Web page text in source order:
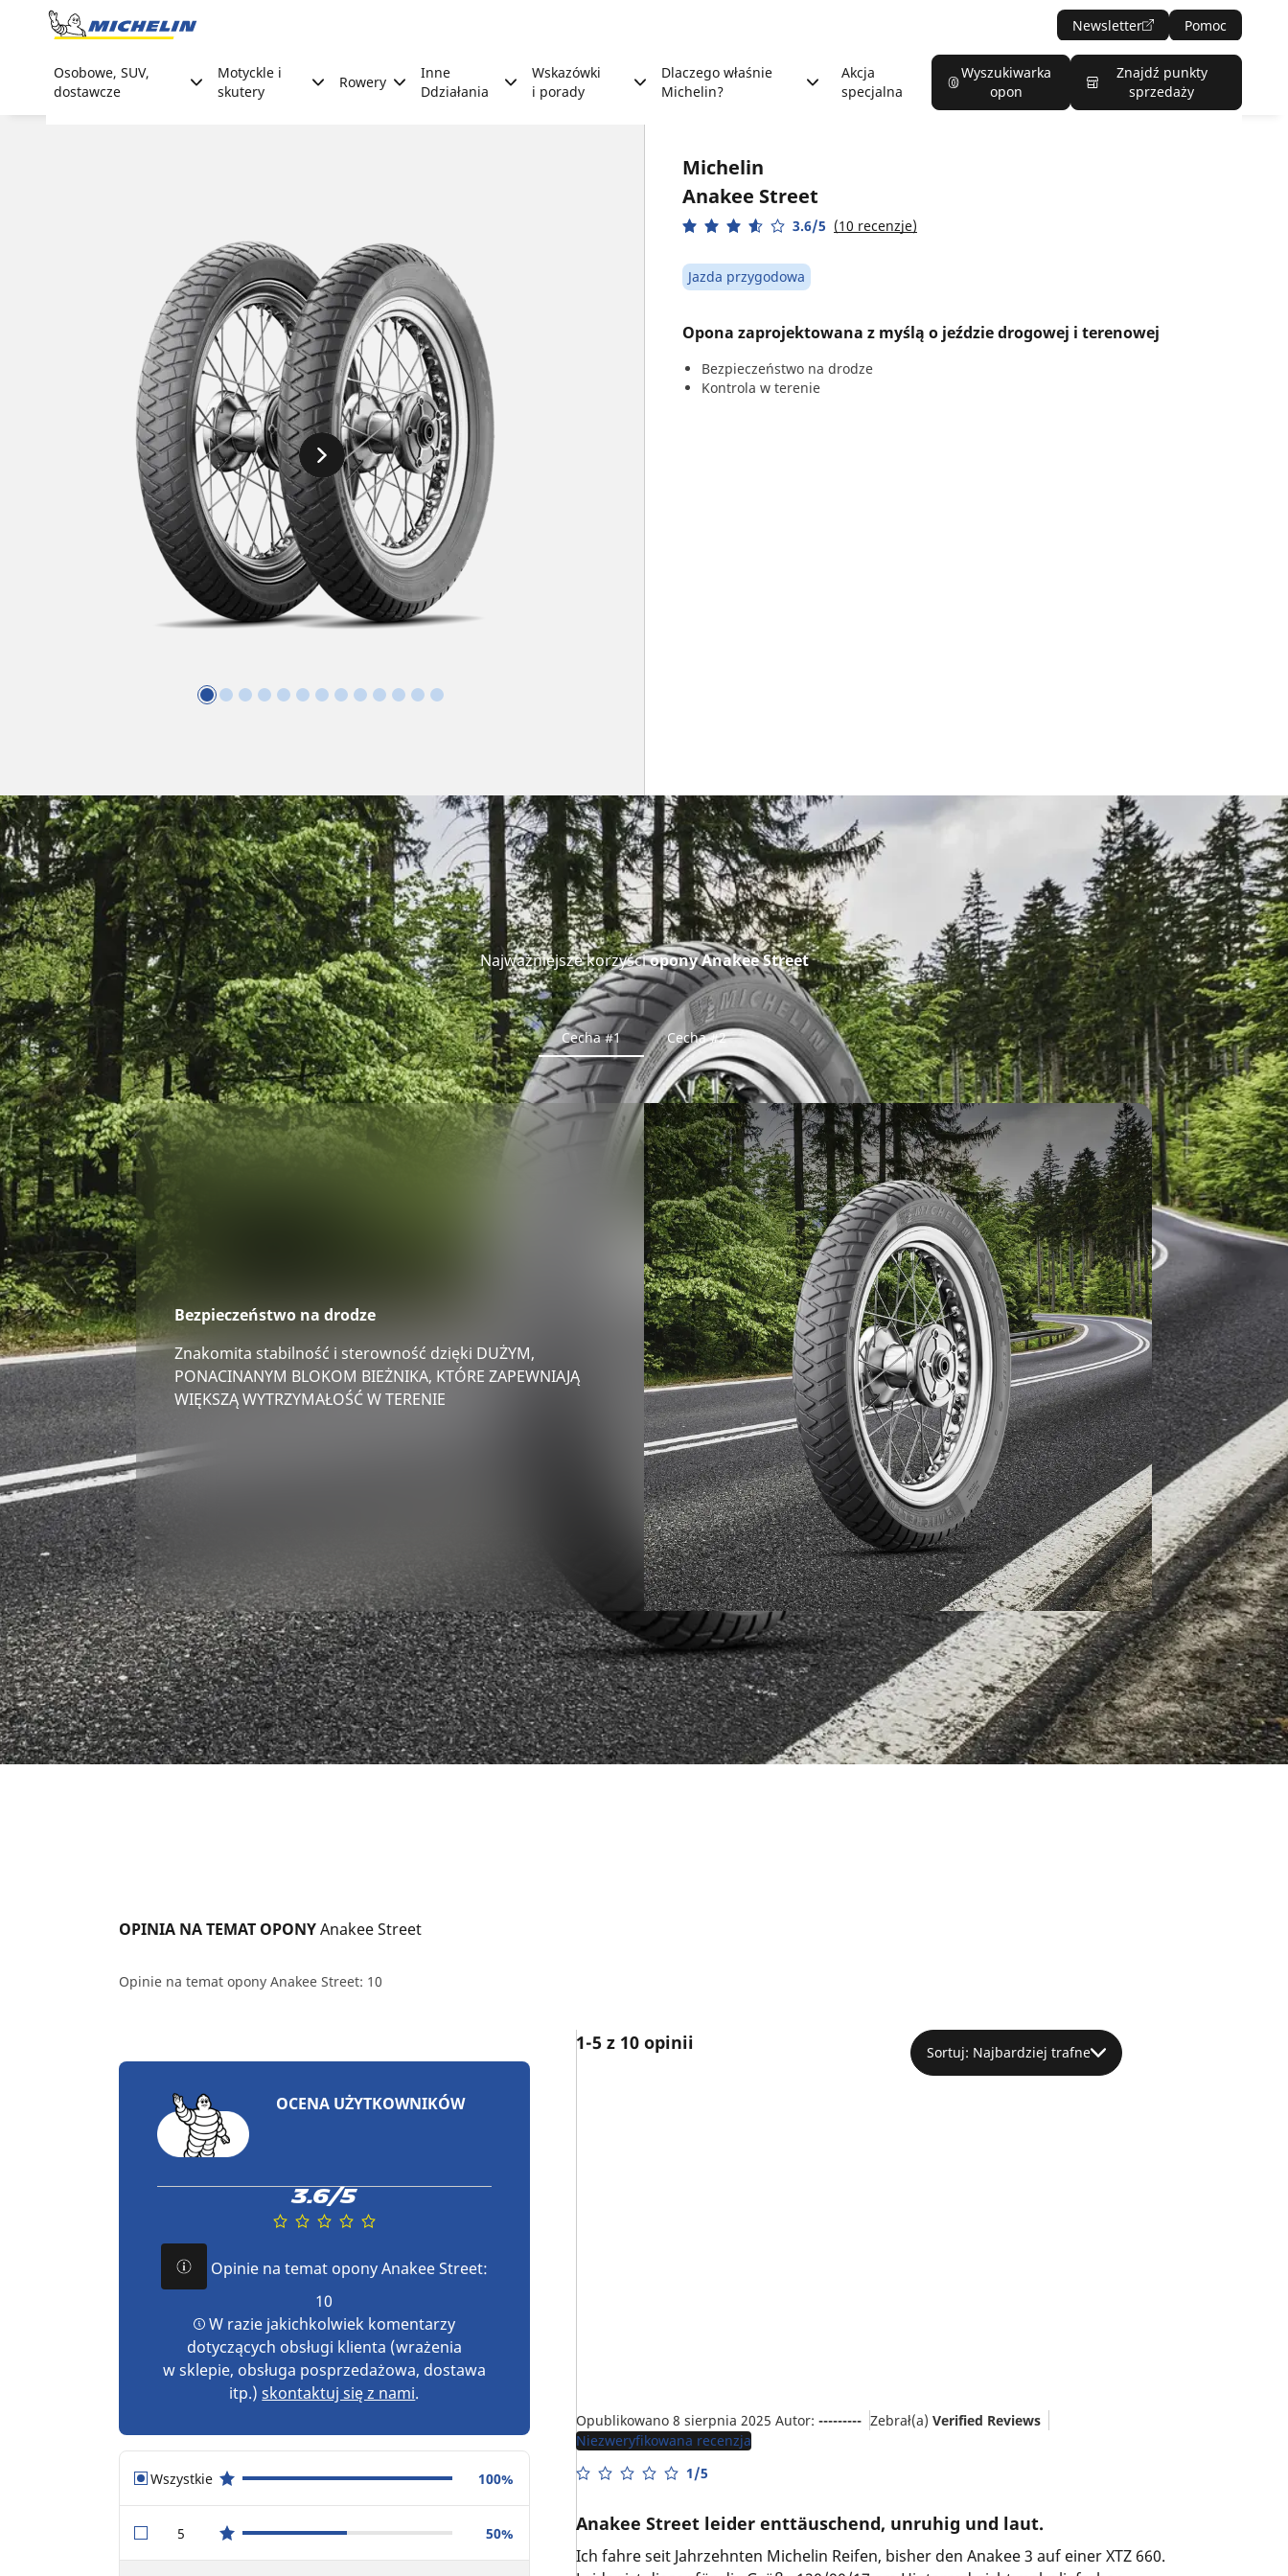
Go to page content
Newsletter Pomoc
Osobowe, SUV,
dostawcze
Motyckle i
skutery
Rowery
Inne
Ddziałania
Wskazówki
i porady
Dlaczego właśnie
Michelin?
Akcja
specjalna
Wyszukiwarka
opon
Znajdź punkty
sprzedaży
Michelin
Anakee Street
3.6/5 (10 recenzje)
Jazda przygodowa
Opona zaprojektowana z myślą o jeździe drogowej i terenowej
Bezpieczeństwo na drodze
Kontrola w terenie
Najważniejsze korzyściopony Anakee Street
Cecha #1 Cecha #2
Bezpieczeństwo na drodze
Znakomita stabilność i sterowność dzięki DUŻYM,
PONACINANYM BLOKOM BIEŻNIKA, KTÓRE ZAPEWNIAJĄ
WIĘKSZĄ WYTRZYMAŁOŚĆ W TERENIE
OPINIA NA TEMAT OPONY Anakee Street
Opinie na temat opony Anakee Street: 10
OCENA UŻYTKOWNIKÓW
3.6/5
Opinie na temat opony Anakee Street:
10
W razie jakichkolwiek komentarzy
dotyczących obsługi klienta (wrażenia
w sklepie, obsługa posprzedażowa, dostawa
itp.)skontaktuj się z nami.
Wszystkiestar reviews 100%
5star reviews 50%
1-5 z 10 opinii Sortuj: Najbardziej trafne
Opublikowano 8 sierpnia 2025 Autor: --------- Zebrał(a) Verified Reviews
Niezweryfikowana recenzja
1/5
Anakee Street leider enttäuschend, unruhig und laut.
Ich fahre seit Jahrzehnten Michelin Reifen, bisher den Anakee 3 auf einer XTZ 660.